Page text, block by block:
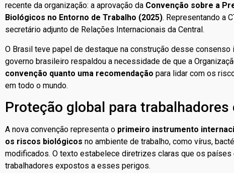
recente da organização: a aprovação da Convenção sobre a
Biológicos no Entorno de Trabalho (2025). Representando a
secretário adjunto de Relações Internacionais da Central.
O Brasil teve papel de destaque na construção desse consenso
governo brasileiro respaldou a necessidade de que a
convenção quanto uma recomendação para lidar com os
em todo o mundo.
Proteção global para trabalhadores
A nova convenção representa o primeiro instrumento
os riscos biológicos no ambiente de trabalho, como vírus,
modificados. O texto estabelece diretrizes claras que os países
trabalhadores expostos a esses perigos.